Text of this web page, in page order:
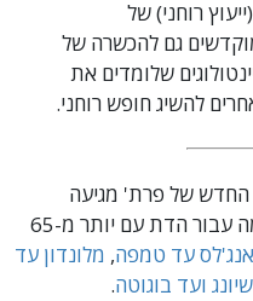
רוחני) של
שלומדים את
להשיג חופש רוחני.
הפתיחה של ארגון ה-Scientology החדש של פרת' מגיעה
במהלך תקופה של התרחבות עצומה עבור הדת עם יותר מ-65
עד טמפה, מלונדון עד
ועד בוגוטה.